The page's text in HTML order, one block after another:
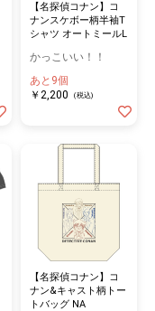
【名探偵コナン】コ
ナンスケボー柄半袖T
シャツ オートミールL
かっこいい！！
あと9個
￥2,200
(税込)
【名探偵コナン】コ
ナン&キャスト柄トー
トバッグ NA